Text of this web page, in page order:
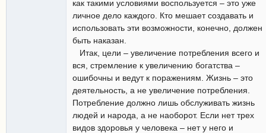
как такими условиями воспользуется – это уже
личное дело каждого. Кто мешает создавать и
использовать эти возможности, конечно, должен
быть наказан.
Итак, цели – увеличение потребления всего и
вся, стремление к увеличению богатства –
ошибочны и ведут к поражениям. Жизнь – это
деятельность, а не увеличение потребления.
Потребление должно лишь обслуживать жизнь
людей и народа, а не наоборот. Если нет трех
видов здоровья у человека – нет у него и